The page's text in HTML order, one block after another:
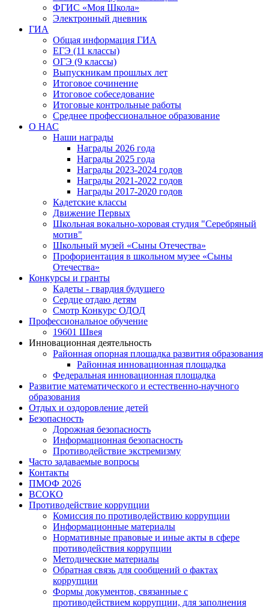
ФГИС «Моя Школа»
Электронный дневник
ГИА
Общая информация ГИА
ЕГЭ (11 классы)
ОГЭ (9 классы)
Выпускникам прошлых лет
Итоговое сочинение
Итоговое собеседование
Итоговые контрольные работы
Среднее профессиональное образование
О НАС
Наши награды
Награды 2026 года
Награды 2025 года
Награды 2023-2024 годов
Награды 2021-2022 годов
Награды 2017-2020 годов
Кадетские классы
Движение Первых
Школьная вокально-хоровая студия "Серебряный
мотив"
Школьный музей «Сыны Отечества»
Профориентация в школьном музее «Сыны
Отечества»
Конкурсы и гранты
Кадеты - гвардия будущего
Сердце отдаю детям
Смотр Конкурс ОДОД
Профессиональное обучение
19601 Швея
Инновационная деятельность
Районная опорная площадка развития образования
Районная инновационная площадка
Федеральная инновационная площадка
Развитие математического и естественно-научного
образования
Отдых и оздоровление детей
Безопасность
Дорожная безопасность
Информационная безопасность
Противодействие экстремизму
Часто задаваемые вопросы
Контакты
ПМОФ 2026
ВСОКО
Противодействие коррупции
Комиссия по противодействию коррупции
Информационные материалы
Нормативные правовые и иные акты в сфере
противодействия коррупции
Методические материалы
Обратная связь для сообщений о фактах
коррупции
Формы документов, связанные с
противодействием коррупции, для заполнения